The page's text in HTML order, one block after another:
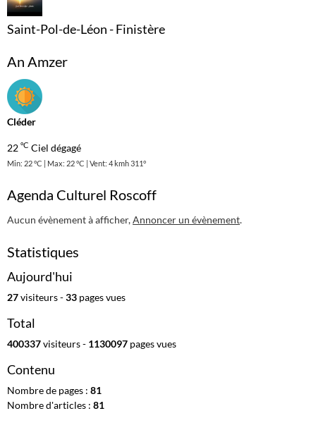
Saint-Pol-de-Léon - Finistère
An Amzer
Cléder
22 °C Ciel dégagé
Min: 22 °C | Max: 22 °C | Vent: 4 kmh 311°
Agenda Culturel Roscoff
Aucun évènement à afficher,Annoncer un évènement.
Statistiques
Aujourd'hui
27visiteurs -33 pages vues
Total
400337visiteurs - 1130097 pages vues
Contenu
Nombre de pages : 81
Nombre d'articles : 81